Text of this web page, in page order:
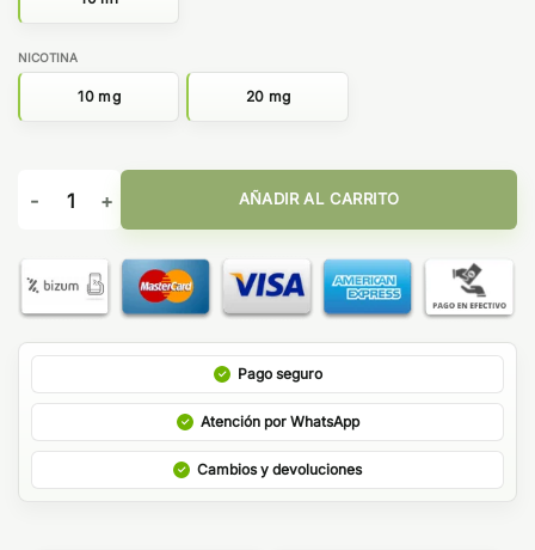
NICOTINA
10 mg 20 mg
Culmen Nic Salts - Platinum Tobaccos by Bombo cantidad
AÑADIR AL CARRITO
Pago seguro
Atención por WhatsApp
Cambios y devoluciones